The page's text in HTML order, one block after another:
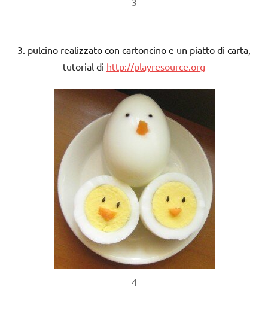
3. pulcino realizzato con cartoncino e un piatto di carta,
tutorial di http://playresource.org
4